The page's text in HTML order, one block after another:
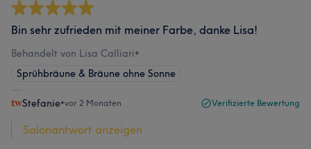
Bin sehr zufrieden mit meiner Farbe, danke Lisa!
Behandelt von Lisa Calliari•
Sprühbräune & Bräune ohne Sonne
Stefanie•vor 2 Monaten Verifizierte Bewertung
Salonantwort anzeigen